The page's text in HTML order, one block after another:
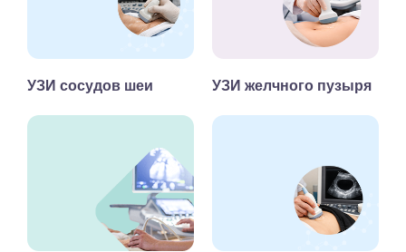
УЗИ сосудов шеи УЗИ желчного пузыря